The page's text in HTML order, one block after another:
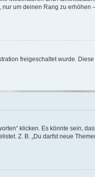
um deinen Rang zu
freigeschaltet wurde.
klicken. Es könnte sein,
Z. B. „Du darfst neue